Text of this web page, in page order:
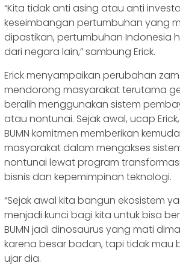
“Kita tidak anti asing atau anti
keseimbangan pertumbuhan yang
dipastikan, pertumbuhan Indonesia
dari negara lain,” sambung Erick.
Erick menyampaikan perubahan
mendorong masyarakat terutama
beralih menggunakan sistem
atau nontunai. Sejak awal, ucap
BUMN komitmen memberikan
masyarakat dalam mengakses
nontunai lewat program
bisnis dan kepemimpinan teknologi.
“Sejak awal kita bangun ekosistem
menjadi kunci bagi kita untuk bisa
BUMN jadi dinosaurus yang mati
karena besar badan, tapi tidak mau
ujar dia.